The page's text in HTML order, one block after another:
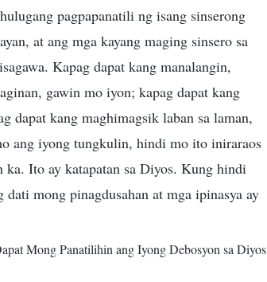
pagpapanatili ng isang sinserong
at ang mga kayang maging sinsero sa
Kapag dapat kang manalangin,
gawin mo iyon; kapag dapat kang
dapat kang maghimagsik laban sa laman,
ang iyong tungkulin, hindi mo ito iniraraos
ka. Ito ay katapatan sa Diyos. Kung hindi
mong pinagdusahan at mga ipinasya ay
Mong Panatilihin ang Iyong Debosyon sa Diyos